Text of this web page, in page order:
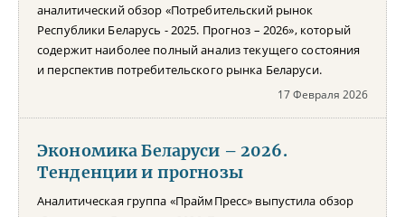
аналитический обзор «Потребительский рынок
Республики Беларусь - 2025. Прогноз – 2026», который
содержит наиболее полный анализ текущего состояния
и перспектив потребительского рынка Беларуси.
17 Февраля 2026
Экономика Беларуси – 2026.
Тенденции и прогнозы
Аналитическая группа «ПраймПресс» выпустила обзор